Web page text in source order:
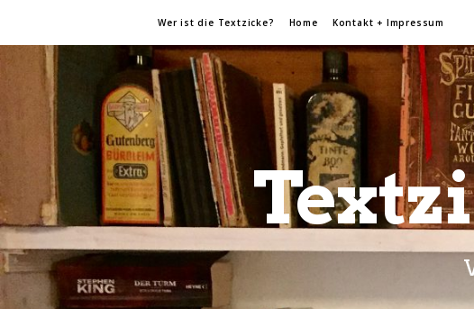
Wer ist die Textzicke? Home Kontakt + Impressum